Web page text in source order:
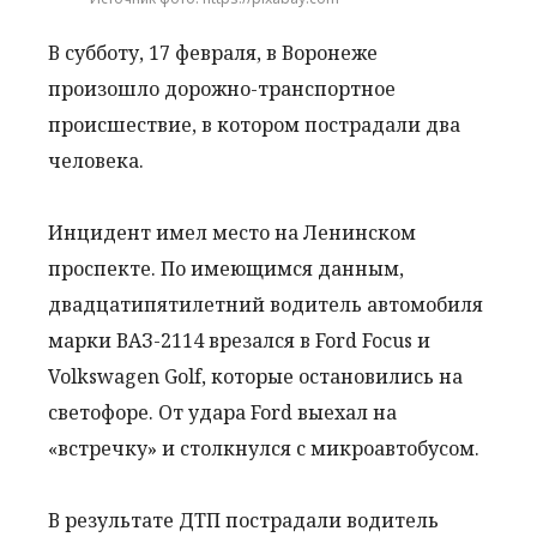
В субботу, 17 февраля, в Воронеже
произошло дорожно-транспортное
происшествие, в котором пострадали два
человека.
Инцидент имел место на Ленинском
проспекте. По имеющимся данным,
двадцатипятилетний водитель автомобиля
марки ВАЗ-2114 врезался в Ford Focus и
Volkswagen Golf, которые остановились на
светофоре. От удара Ford выехал на
«встречку» и столкнулся с микроавтобусом.
В результате ДТП пострадали водитель